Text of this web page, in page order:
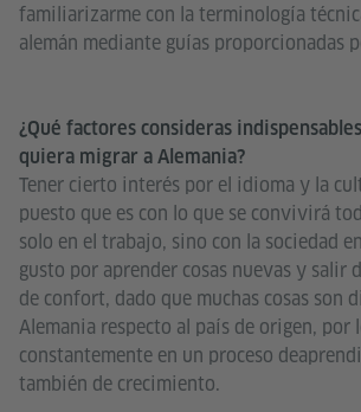
familiarizarme con la terminología
alemán mediante guías proporcionadas
¿Qué factores consideras
quiera migrar a Alemania?
Tener cierto interés por el idioma y la
puesto que es con lo que se convivirá
solo en el trabajo, sino con la sociedad
gusto por aprender cosas nuevas y salir
de confort, dado que muchas cosas son
Alemania respecto al país de origen, por
constantemente en un proceso
también de crecimiento.